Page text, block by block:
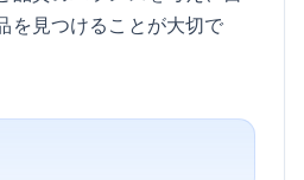
を見つけることが大切で